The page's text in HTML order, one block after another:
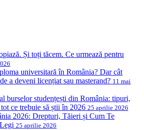
Și toți tăcem. Ce urmează pentru
universitară în România? Dar cât
a deveni licențiat sau masterand? 11 mai
burselor studențești din România: tipuri,
ce trebuie să știi în 2026 25 aprilie 2026
2026: Drepturi, Tăieri și Cum Te
25 aprilie 2026